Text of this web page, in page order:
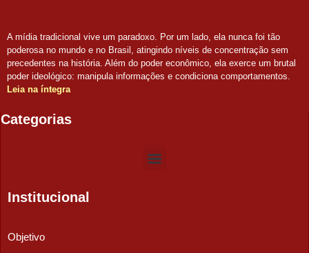
A mídia tradicional vive um paradoxo. Por um lado, ela nunca foi tão
poderosa no mundo e no Brasil, atingindo níveis de concentração sem
precedentes na história. Além do poder econômico, ela exerce um brutal
poder ideológico: manipula informações e condiciona comportamentos.
Leia na íntegra
Categorias
Institucional
Objetivo